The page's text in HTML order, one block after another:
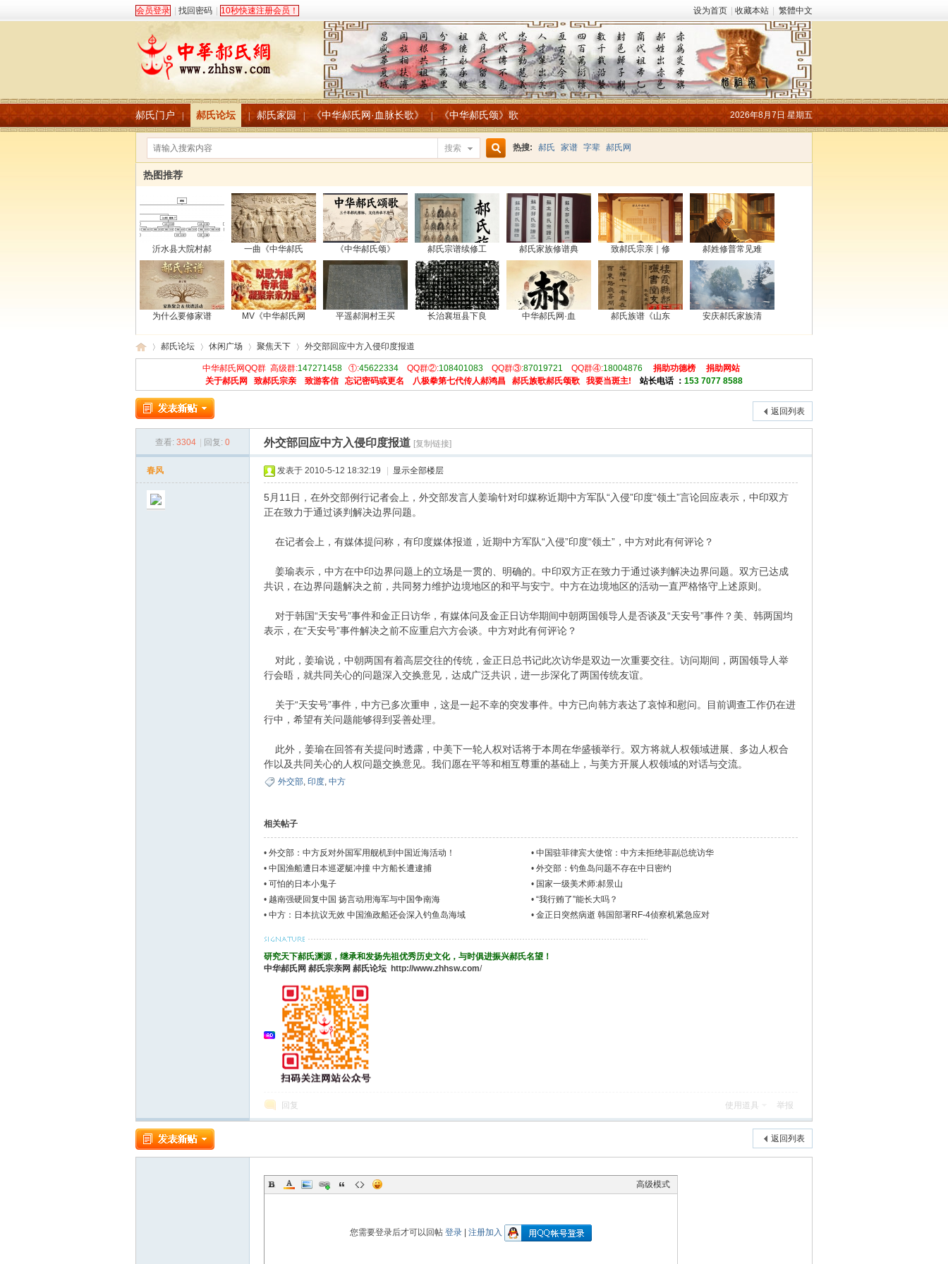
会员登录 找回密码 10秒快速注册会员！ 设为首页 收藏本站 繁體中文
郝氏门户 | 郝氏论坛 郝氏家园 《中华郝氏网·血脉长歌》 《中华郝氏颂》歌 2026年8月7日 星期五
搜索
索
热搜: 郝氏 家谱 字辈 郝氏网
热图推荐
沂水县大院村郝 一曲《中华郝氏 《中华郝氏颂》 郝氏宗谱续修工 郝氏家族修谱典 致郝氏宗亲｜修 郝姓修普常见难
为什么要修家谱 MV《中华郝氏网 平遥郝洞村王买 长治襄垣县下良 中华郝氏网·血 郝氏族谱《山东 安庆郝氏家族清
中 »
郝氏论坛
›
休闲广场 聚焦天下 外交部回应中方入侵印度报道
中华郝氏网QQ群 高级群:147271458①:45622334QQ群②:108401083QQ群③:87019721 QQ群④:18004876 捐助功德榜
捐助网站
关于郝氏网
致郝氏宗亲 致游客信 忘记密码或更名 八极拳第七代传人郝鸿昌 郝氏族歌郝氏颂歌 我要当斑主! 站长电话 ： 153 7077 8588
返回列表
查看: 3304 回复: 0 外交部回应中方入侵印度报道 [复制链接]
春风 发表于 2010-5-12 18:32:19 显示全部楼层
5月11日，在外交部例行记者会上，外交部发言人姜瑜针对印媒称近期中方军队“入侵”印度“领土”言论回应表示，中印双方
正在致力于通过谈判解决边界问题。
在记者会上，有媒体提问称，有印度媒体报道，近期中方军队“入侵”印度“领土”，中方对此有何评论？
姜瑜表示，中方在中印边界问题上的立场是一贯的、明确的。中印双方正在致力于通过谈判解决边界问题。双方已达成
共识，在边界问题解决之前，共同努力维护边境地区的和平与安宁。中方在边境地区的活动一直严格恪守上述原则。
对于韩国“天安号”事件和金正日访华，有媒体问及金正日访华期间中朝两国领导人是否谈及“天安号”事件？美、韩两国均
表示，在“天安号”事件解决之前不应重启六方会谈。中方对此有何评论？
对此，姜瑜说，中朝两国有着高层交往的传统，金正日总书记此次访华是双边一次重要交往。访问期间，两国领导人举
行会晤，就共同关心的问题深入交换意见，达成广泛共识，进一步深化了两国传统友谊。
关于“天安号”事件，中方已多次重申，这是一起不幸的突发事件。中方已向韩方表达了哀悼和慰问。目前调查工作仍在进
行中，希望有关问题能够得到妥善处理。
此外，姜瑜在回答有关提问时透露，中美下一轮人权对话将于本周在华盛顿举行。双方将就人权领域进展、多边人权合
作以及共同关心的人权问题交换意见。我们愿在平等和相互尊重的基础上，与美方开展人权领域的对话与交流。
外交部, 印度, 中方
相关帖子
• 外交部：中方反对外国军用舰机到中国近海活动！ • 中国驻菲律宾大使馆：中方未拒绝菲副总统访华
• 中国渔船遭日本巡逻艇冲撞 中方船长遭逮捕 • 外交部：钓鱼岛问题不存在中日密约
• 可怕的日本小鬼子 • 国家一级美术师:郝景山
• 越南强硬回复中国 扬言动用海军与中国争南海 • “我行贿了”能长大吗？
• 中方：日本抗议无效 中国渔政船还会深入钓鱼岛海域 • 金正日突然病逝 韩国部署RF-4侦察机紧急应对
研究天下郝氏渊源，继承和发扬先祖优秀历史文化，与时俱进振兴郝氏名望！
中华郝氏网 郝氏宗亲网 郝氏论坛 http://www.zhhsw.com/
回复 使用道具 举报
返回列表
高级模式
您需要登录后才可以回帖 登录 注册加入